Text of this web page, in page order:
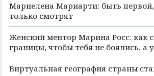
Мариелена Мариарти: быть
только смотрят
Женский ментор Марина Росс: как
границы, чтобы тебя не боялись, а
Виртуальная география страны